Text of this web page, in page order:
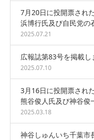
7月20日に投開票され
浜博行氏及び自民党
2025.07.21
広報誌第83号を掲載し
2025.07.10
3月16日に投開票され
熊谷俊人氏及び神谷
2025.03.18
神谷しゅんいち千葉市